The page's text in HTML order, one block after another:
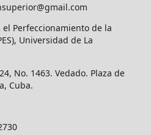
Perfeccionamiento de la
Universidad de La
No. 1463. Vedado. Plaza de
Cuba.